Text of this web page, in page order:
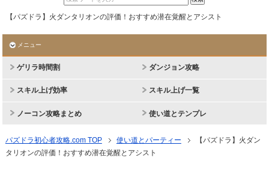
【パズドラ】火ダンタリオンの評価！おすすめ潜在覚醒とアシスト
メニュー
ゲリラ時間割 ダンジョン攻略
スキル上げ効率 スキル上げ一覧
ノーコン攻略まとめ 使い道とテンプレ
パズドラ初心者攻略.com TOP 使い道とパーティー
【パズドラ】火ダン
タリオンの評価！おすすめ潜在覚醒とアシスト